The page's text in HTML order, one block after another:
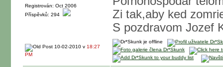
Registrován: Oct 2006
Příspěvků: 294
Zi tak,aby ked
S pozdravom Jozef
10-02-2010 v 18:27
PM